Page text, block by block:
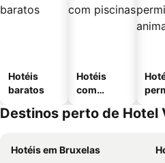
Hotéis
baratos
Hotéis
com
Destinos perto de Hotel
Hotéis em Bruxelas